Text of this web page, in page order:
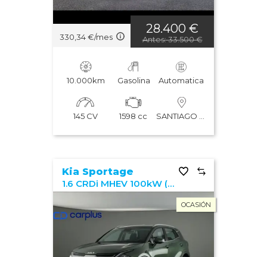
330,34 €/mes
28.400 €
Antes: 33.500 €
10.000km Gasolina Automatica
145 CV 1598 cc SANTIAGO DE COMPOSTELA
Kia Sportage
1.6 CRDi MHEV 100kW (136CV) Drive 4x2
OCASIÓN